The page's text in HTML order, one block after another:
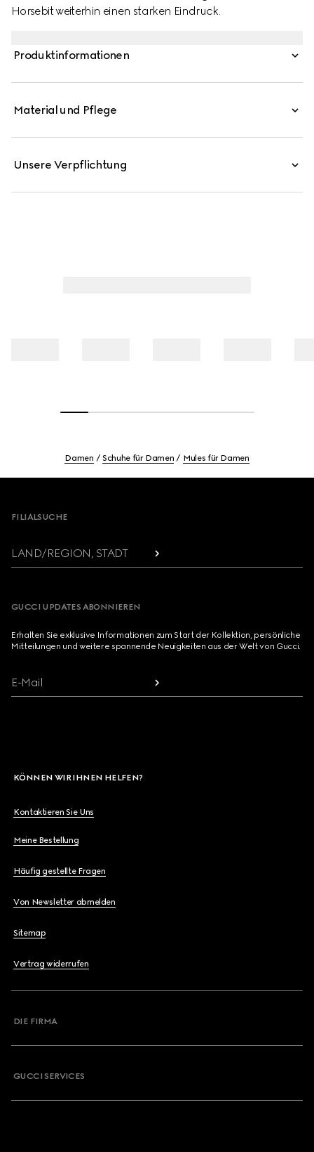
Horsebit weiterhin einen starken Eindruck.
Produktinformationen
Material und Pflege
Unsere Verpflichtung
Damen Schuhe für Damen Mules für Damen
FILIALSUCHE
LAND/REGION, STADT
GUCCI UPDATES ABONNIEREN
Erhalten Sie exklusive Informationen zum Start der Kollektion, persönliche
Mitteilungen und weitere spannende Neuigkeiten aus der Welt von Gucci.
E-Mail
KÖNNEN WIR IHNEN HELFEN?
Kontaktieren Sie Uns
Meine Bestellung
Häufig gestellte Fragen
Von Newsletter abmelden
Sitemap
Vertrag widerrufen
DIE FIRMA
GUCCI SERVICES